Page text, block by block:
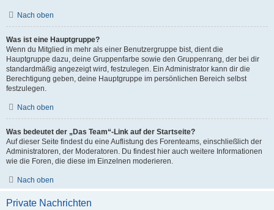
Nach oben
Was ist eine Hauptgruppe?
Wenn du Mitglied in mehr als einer Benutzergruppe bist, dient die
Hauptgruppe dazu, deine Gruppenfarbe sowie den Gruppenrang, der bei dir
standardmäßig angezeigt wird, festzulegen. Ein Administrator kann dir die
Berechtigung geben, deine Hauptgruppe im persönlichen Bereich selbst
festzulegen.
Nach oben
Was bedeutet der „Das Team“-Link auf der Startseite?
Auf dieser Seite findest du eine Auflistung des Forenteams, einschließlich der
Administratoren, der Moderatoren. Du findest hier auch weitere Informationen
wie die Foren, die diese im Einzelnen moderieren.
Nach oben
Private Nachrichten